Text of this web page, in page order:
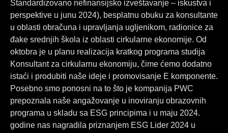
Standardizovano nefinansijsko izveštavanje – iskustva i
perspektive u junu 2024), besplatnu obuku za konsultante
u oblasti obračuna i upravljanja ugljenikom, radionice za
đake srednjih škola iz oblasti cirkularne ekonomije. Od
oktobra je u planu realizacija kratkog programa studija
Konsultant za cirkularnu ekonomiju, čime ćemo dodatno
istaći i produbiti naše ideje i promovisanje E komponente.
Posebno smo ponosni na to što je kompanija PWC
prepoznala naše angažovanje u inoviranju obrazovnih
programa u skladu sa ESG principima i u maju 2024.
godine nas nagradila priznanjem ESG Lider 2024 u